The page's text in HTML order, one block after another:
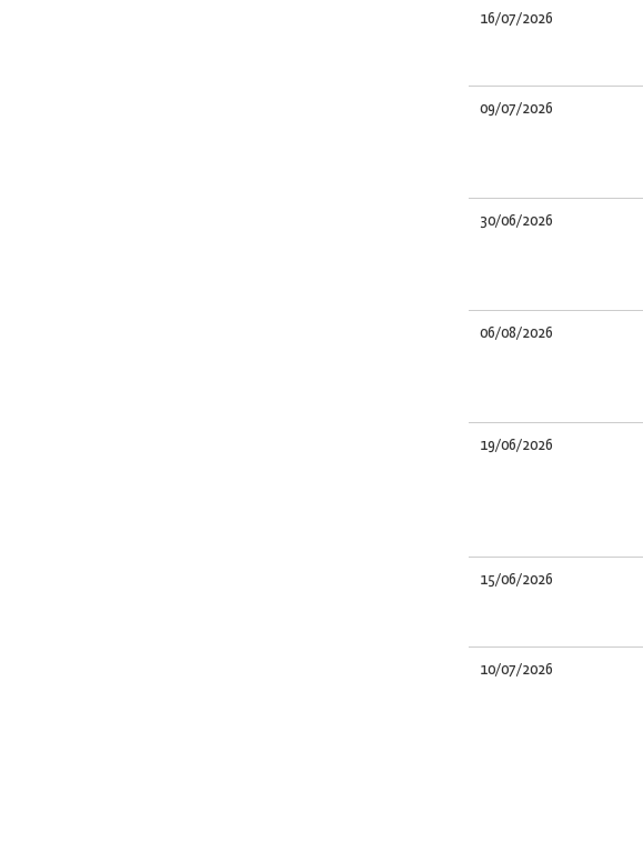
16/07/2026
09/07/2026
30/06/2026
06/08/2026
19/06/2026
15/06/2026
10/07/2026